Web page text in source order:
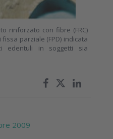
rinforzato con fibre (FRC)
parziale (FPD) indicata
edentuli in soggetti sia
2009